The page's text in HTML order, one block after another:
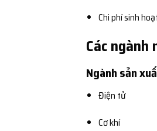
Chi phí sinh
Các
Ngành sản
Điện tử
Cơ khí